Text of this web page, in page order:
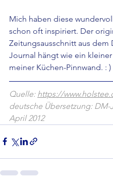
Mich haben diese
schon oft inspiriert. Der
Zeitungsausschnitt aus dem
Journal hängt wie ein kleiner
meiner Küchen-Pinnwand. : )
Quelle: https://
deutsche Übersetzung:
April 2012